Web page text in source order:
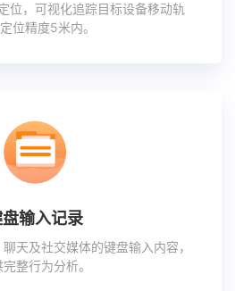
位，可视化追踪目标设备移动轨
位精度5米内。
输入记录
天及社交媒体的键盘输入内容，
整行为分析。